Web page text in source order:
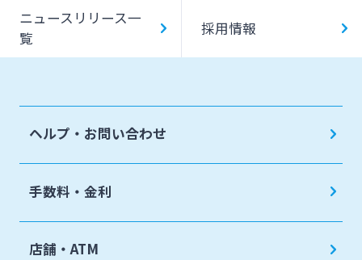
ニュースリリース一
覧
採用情報
ヘルプ・お問い合わせ
手数料・金利
店舗・ATM